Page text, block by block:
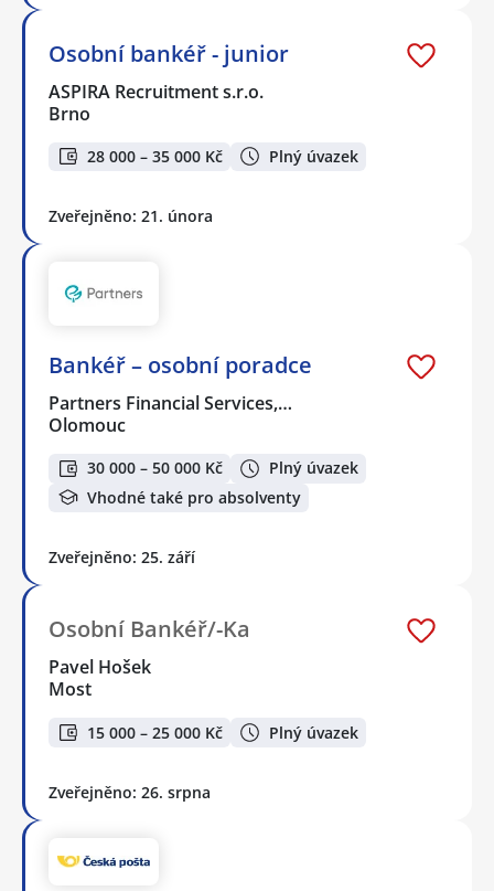
Osobní bankéř - junior
ASPIRA Recruitment s.r.o.
Brno
28 000 – 35 000 Kč Plný úvazek
Zveřejněno: 21. února
Bankéř – osobní poradce
Partners Financial Services,…
Olomouc
30 000 – 50 000 Kč
Plný úvazek
Vhodné také pro absolventy
Zveřejněno: 25. září
Osobní Bankéř/-Ka
Pavel Hošek
Most
15 000 – 25 000 Kč Plný úvazek
Zveřejněno: 26. srpna